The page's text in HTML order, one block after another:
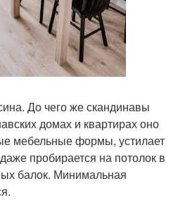
До чего же скандинавы
домах и квартирах оно
мебельные формы, устилает
пробирается на потолок в
балок. Минимальная